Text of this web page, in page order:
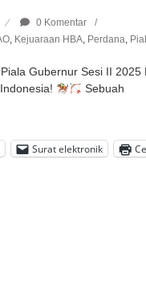
0 Komentar
, Kejuaraan HBA, Perdana,
Gubernur Sesi II
Sebuah
Surat elektronik